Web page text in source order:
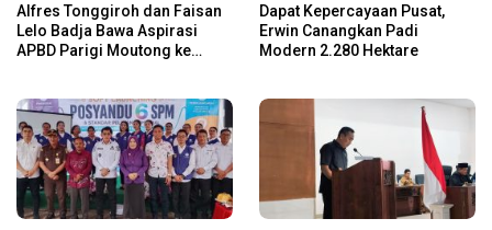
Alfres Tonggiroh dan Faisan
Lelo Badja Bawa Aspirasi
APBD Parigi Moutong ke
Dapat Kepercayaan Pusat,
Erwin Canangkan Padi
Modern 2.280 Hektare